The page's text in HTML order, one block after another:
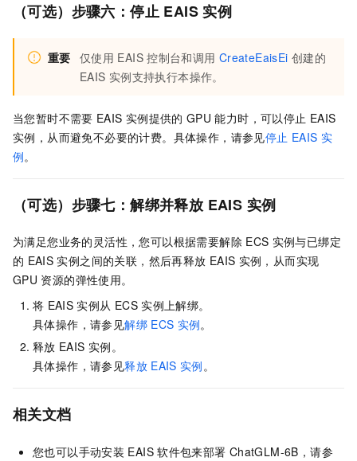
（可选）步骤六：停止 EAIS 实例
重要 仅使用 EAIS 控制台和调用 CreateEaisEi 创建的
EAIS 实例支持执行本操作。
当您暂时不需要 EAIS 实例提供的 GPU 能力时，可以停止 EAIS
实例，从而避免不必要的计费。具体操作，请参见停止 EAIS 实
例。
（可选）步骤七：解绑并释放 EAIS 实例
为满足您业务的灵活性，您可以根据需要解除 ECS 实例与已绑定
的 EAIS 实例之间的关联，然后再释放 EAIS 实例，从而实现
GPU 资源的弹性使用。
将 EAIS 实例从 ECS 实例上解绑。
具体操作，请参见解绑 ECS 实例。
释放 EAIS 实例。
具体操作，请参见释放 EAIS 实例。
相关文档
您也可以手动安装 EAIS 软件包来部署 ChatGLM-6B，请参